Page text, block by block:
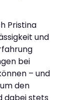
Pristina
und
bei
– und
den